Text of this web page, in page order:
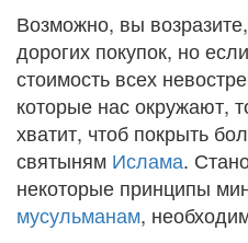
Возможно, вы
дорогих покупок, но
стоимость всех
которые нас окружают,
хватит, чтоб покрыть
святыням Ислама.
некоторые принципы
мусульманам,